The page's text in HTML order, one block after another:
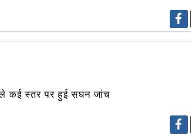
कई स्तर पर हुई सघन जांच